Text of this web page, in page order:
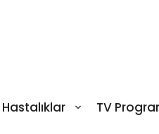
Hastalıklar TV